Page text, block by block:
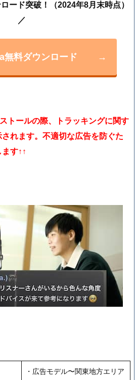
ード突破！（2024年8月末時点）
／
無料ダウンロード →
トールの際、トラッキングに関す
れます。不適切な広告を防ぐた
す↑↑
・広告モデル〜関東地方エリア